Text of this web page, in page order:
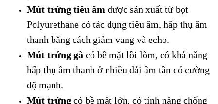
Mút trứng tiêu âm được sản xuất từ bọt
Polyurethane có tác dụng tiêu âm, hấp thụ âm
thanh bằng cách giảm vang và echo.
Mút trứng gà có bề mặt lồi lõm, có khả năng
hấp thụ âm thanh ở nhiều dải âm tần có cường
độ mạnh.
Mút trứng có bề mặt lớn, có tính năng chống